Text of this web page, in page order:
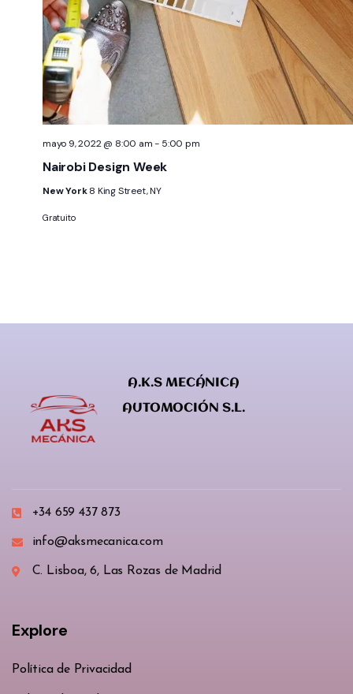
mayo 9, 2022 @ 8:00 am- 5:00 pm
Nairobi Design Week
New York8 King Street, NY
Gratuito
A.K.S MECÁNICA
AUTOMOCIÓN S.L.
+34 659 437 873
info@aksmecanica.com
C. Lisboa, 6, Las Rozas de Madrid
Explore
Política de Privacidad